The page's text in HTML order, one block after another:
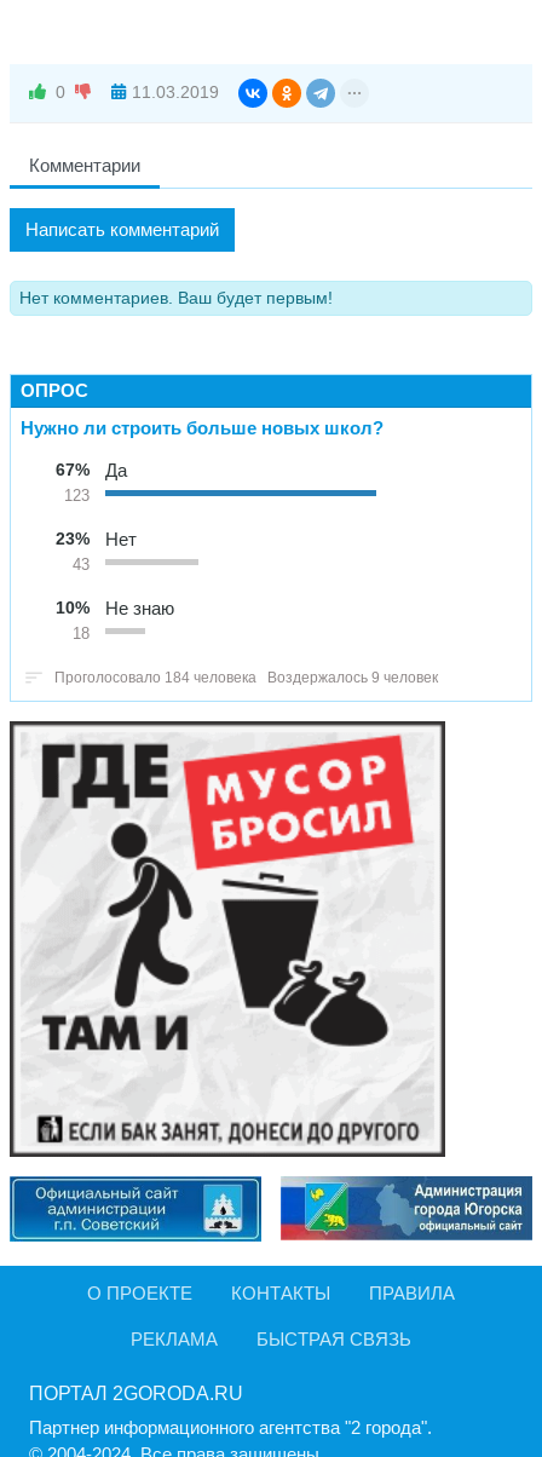
0 11.03.2019
Комментарии
Написать комментарий
Нет комментариев. Ваш будет первым!
ОПРОС
Нужно ли строить больше новых школ?
67%
123
Да
23%
43
Нет
10%
18
Не знаю
Проголосовало 184 человека Воздержалось 9 человек
О ПРОЕКТЕ КОНТАКТЫ ПРАВИЛА
РЕКЛАМА БЫСТРАЯ СВЯЗЬ
ПОРТАЛ 2GORODA.RU
Партнер информационного агентства "2 города".